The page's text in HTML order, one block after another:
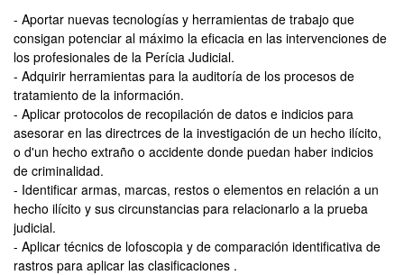
- Aportar nuevas tecnologías y herramientas de trabajo que
consigan potenciar al máximo la eficacia en las intervenciones de
los profesionales de la Perícia Judicial.
- Adquirir herramientas para la auditoría de los procesos de
tratamiento de la información.
- Aplicar protocolos de recopilación de datos e indicios para
asesorar en las directrces de la investigación de un hecho ilícito,
o d'un hecho extraño o accidente donde puedan haber indicios
de criminalidad.
- Identificar armas, marcas, restos o elementos en relación a un
hecho ilícito y sus circunstancias para relacionarlo a la prueba
judicial.
- Aplicar técnics de lofoscopia y de comparación identificativa de
rastros para aplicar las clasificaciones .